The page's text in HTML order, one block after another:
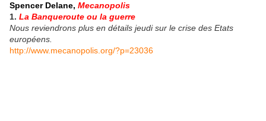
Spencer Delane, Mecanopolis
1. La Banqueroute ou la guerre
Nous reviendrons plus en détails jeudi sur le crise des Etats
européens.
http://www.mecanopolis.org/?p=23036